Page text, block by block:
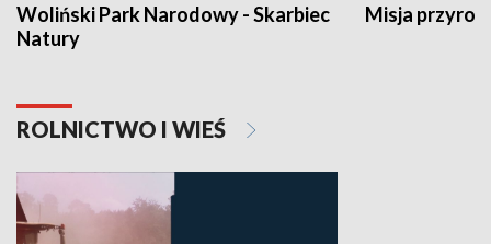
Woliński Park Narodowy - Skarbiec
Natury
Misja
ROLNICTWO I WIEŚ